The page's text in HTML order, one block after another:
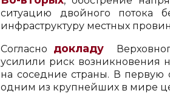
ситуацию двойного потока
инфраструктуру местных
Согласно докладу
усилили риск возникновения
на соседние страны. В первую
одним из крупнейших в мире